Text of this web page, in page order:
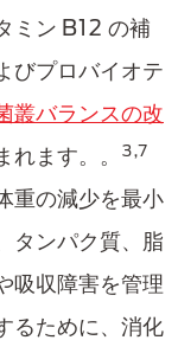
ミン B12 の補
びプロバイオテ
叢バランスの改
れます。。 3,7
重の減少を最小
タンパク質、脂
吸収障害を管理
るために、消化